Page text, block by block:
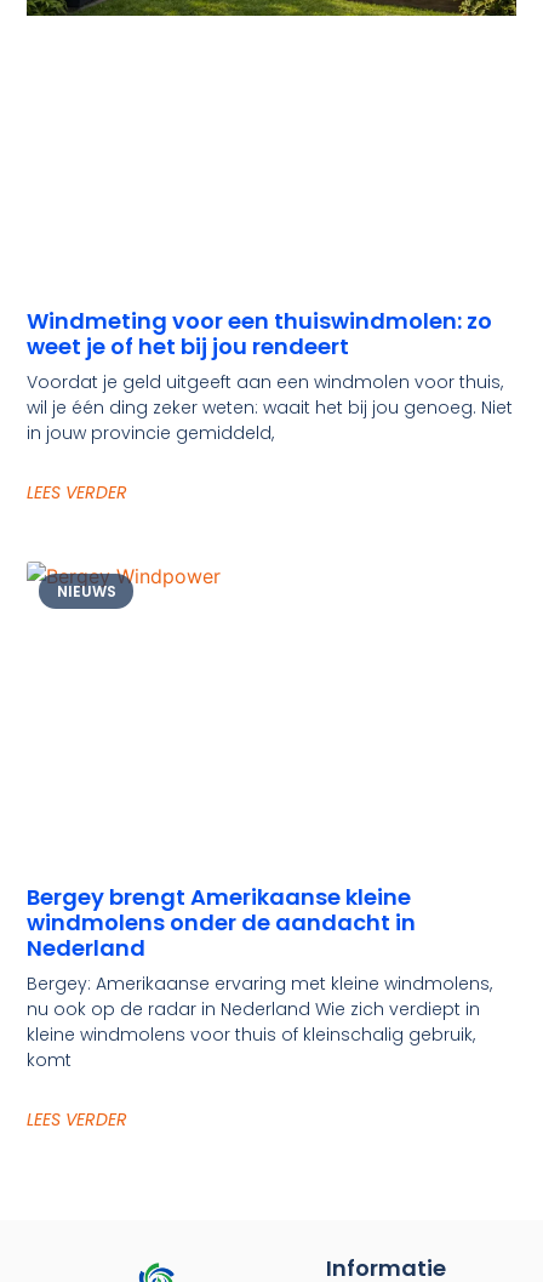
Windmeting voor een thuiswindmolen: zo
weet je of het bij jou rendeert
Voordat je geld uitgeeft aan een windmolen voor thuis,
wil je één ding zeker weten: waait het bij jou genoeg. Niet
in jouw provincie gemiddeld,
LEES VERDER
NIEUWS
Bergey brengt Amerikaanse kleine
windmolens onder de aandacht in
Nederland
Bergey: Amerikaanse ervaring met kleine windmolens,
nu ook op de radar in Nederland Wie zich verdiept in
kleine windmolens voor thuis of kleinschalig gebruik,
komt
LEES VERDER
Informatie